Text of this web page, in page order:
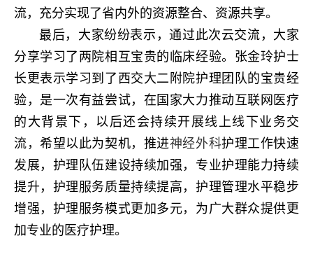
流，充分实现了省内外的资源整合、资源共享。
最后，大家纷纷表示，通过此次云交流，大家
分享学习了两院相互宝贵的临床经验。张金玲护士
长更表示学习到了西交大二附院护理团队的宝贵经
验，是一次有益尝试，在国家大力推动互联网医疗
的大背景下，以后还会持续开展线上线下业务交
流，希望以此为契机，推进神经外科护理工作快速
发展，护理队伍建设持续加强，专业护理能力持续
提升，护理服务质量持续提高，护理管理水平稳步
增强，护理服务模式更加多元，为广大群众提供更
加专业的医疗护理。